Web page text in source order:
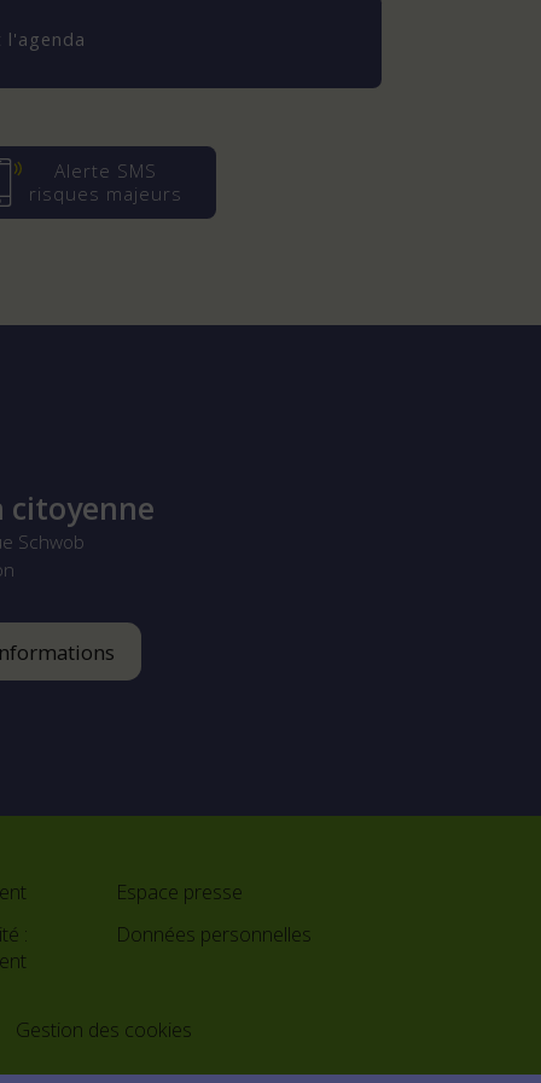
l'agenda
Alerte SMS
risques majeurs
citoyenne
Schwob
Espace presse
:
Données personnelles
Gestion des cookies